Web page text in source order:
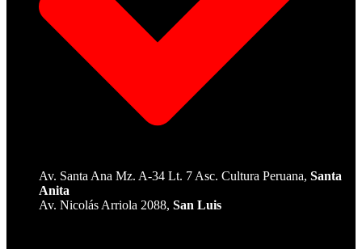
Av. Santa Ana Mz. A-34 Lt. 7 Asc. Cultura Peruana, Santa
Anita
Av. Nicolás Arriola 2088, San Luis